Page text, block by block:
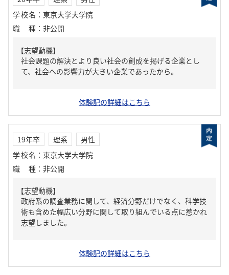
学校名 ： 東京大学大学院
職種 ： 非公開
【志望動機】
社会課題の解決とより良い社会の創成を掲げる企業とし
て、社会への影響力が大きい企業であったから。
体験記の詳細はこちら
19年卒 理系
男性
学校名 ： 東京大学大学院
職種 ： 非公開
【志望動機】
政府系の調査業務に関して、経済分野だけでなく、科学技
術も含めた幅広い分野に関して取り組んでいる点に惹かれ
志望しました。
体験記の詳細はこちら